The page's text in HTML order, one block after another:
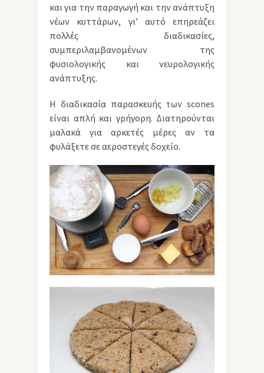
και για την παραγωγή και την ανάπτυξη
νέων κυττάρων, γι’ αυτό επηρεάζει
πολλές διαδικασίες,
συμπεριλαμβανομένων της
φυσιολογικής και νευρολογικής
ανάπτυξης.
Η διαδικασία παρασκευής των scones
είναι απλή και γρήγορη. Διατηρούνται
μαλακά για αρκετές μέρες αν τα
φυλάξετε σε αεροστεγές δοχείο.